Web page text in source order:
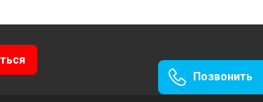
Позвонить